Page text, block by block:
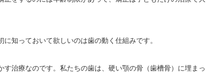
知っておいて欲しいのは歯の動く仕組みです。
治療なのです。私たちの歯は、硬い顎の骨（歯槽骨）に埋まっ